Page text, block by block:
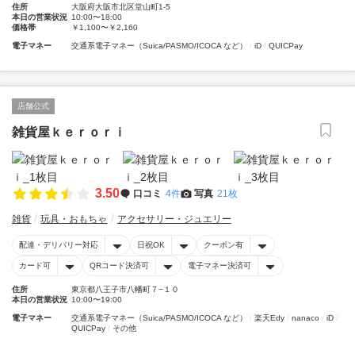
住所
大阪府大阪市北区堂山町1-5
本日の営業状況 10:00〜18:00
価格帯
￥1,100〜￥2,160
電子マネー 交通系電子マネー（Suica/PASMO/ICOCA など） iD QUICPay
店舗公式
雑貨屋ｋｅｒｏｒｉ
3.50 口コミ 4件 写真 21枚
雑貨 玩具・おもちゃ アクセサリー・ジュエリー
配達・デリバリー対応 日祝OK クーポン有
カード可 QRコード決済可 電子マネー決済可
住所
東京都八王子市八幡町７−１０
本日の営業状況 10:00〜19:00
電子マネー 交通系電子マネー（Suica/PASMO/ICOCA など） 楽天Edy nanaco
iD
QUICPay
その他